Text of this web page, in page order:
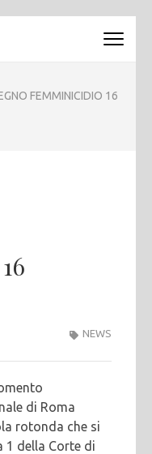
FEMMINICIDIO 16
NEWS
di Roma
rotonda che si
1 della Corte di